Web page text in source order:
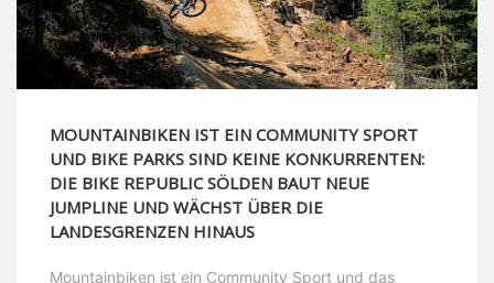
MOUNTAINBIKEN IST EIN COMMUNITY SPORT
UND BIKE PARKS SIND KEINE KONKURRENTEN:
DIE BIKE REPUBLIC SÖLDEN BAUT NEUE
JUMPLINE UND WÄCHST ÜBER DIE
LANDESGRENZEN HINAUS
Mountainbiken ist ein Community Sport und das